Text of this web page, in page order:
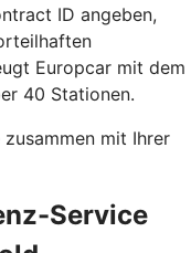
ID angeben,
Europcar mit dem
40 Stationen.
mit Ihrer
Service